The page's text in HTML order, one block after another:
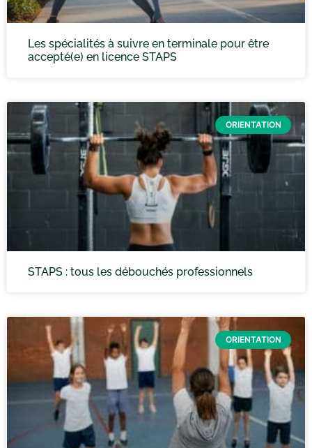
Les spécialités à suivre en terminale pour être
accepté(e) en licence STAPS
ORIENTATION
STAPS : tous les débouchés professionnels
ORIENTATION